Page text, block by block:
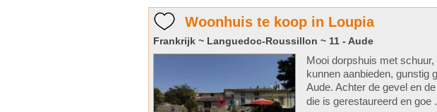
Woonhuis te koop in Loupia
Frankrijk ~ Languedoc-Roussillon ~ 11 - Aude
Mooi dorpshuis met
kunnen aanbieden, gunstig
Aude. Achter de gevel en
die is gerestaureerd en goe